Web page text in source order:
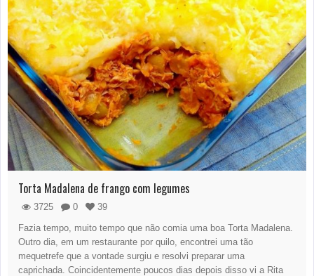
Torta Madalena de frango com legumes
3725 0
39
Fazia tempo, muito tempo que não comia uma boa Torta Madalena.
Outro dia, em um restaurante por quilo, encontrei uma tão
mequetrefe que a vontade surgiu e resolvi preparar uma
caprichada. Coincidentemente poucos dias depois disso vi a Rita